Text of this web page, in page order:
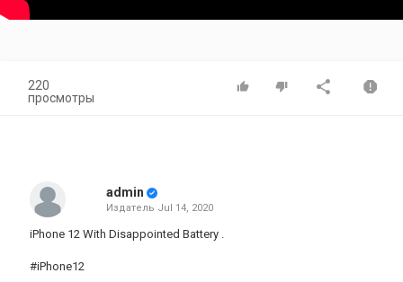
220
просмотры
admin
Издатель Jul 14, 2020
iPhone 12 With Disappointed Battery .
#iPhone12